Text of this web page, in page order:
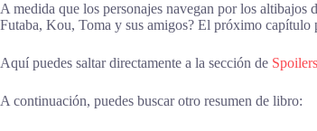
A medida que los personajes navegan por los altibajos
Futaba, Kou, Toma y sus amigos? El próximo
Aquí puedes saltar directamente a la sección de Spoilers
A continuación, puedes buscar otro resumen de libro: